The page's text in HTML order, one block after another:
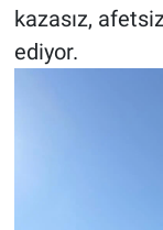
kazasız,
ediyor.